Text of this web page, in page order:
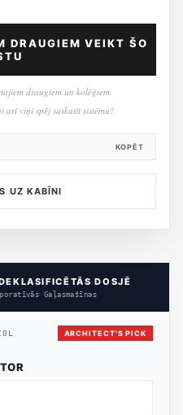
DRAUGIEM VEIKT ŠO
draugiem un kolēģiem.
viņi spēj saskatīt sistēmu?
KOPĒT
UZ KABĪNI
DOSJĒ
Gaļasmašīnas
ARCHITECT'S PICK